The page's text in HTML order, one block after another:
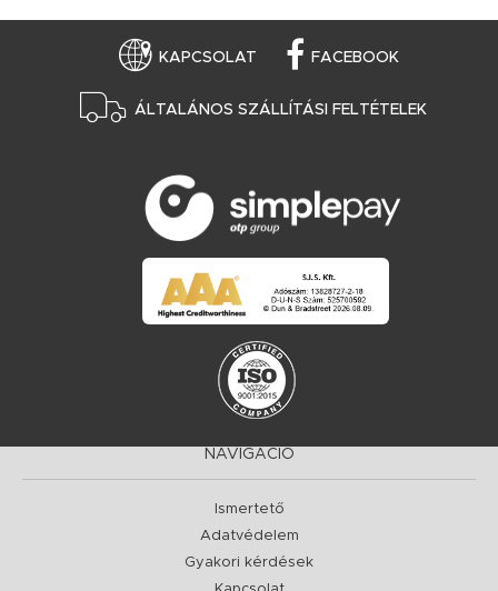
KAPCSOLAT FACEBOOK
ÁLTALÁNOS SZÁLLÍTÁSI FELTÉTELEK
NAVIGÁCIÓ
Ismertető
Adatvédelem
Gyakori kérdések